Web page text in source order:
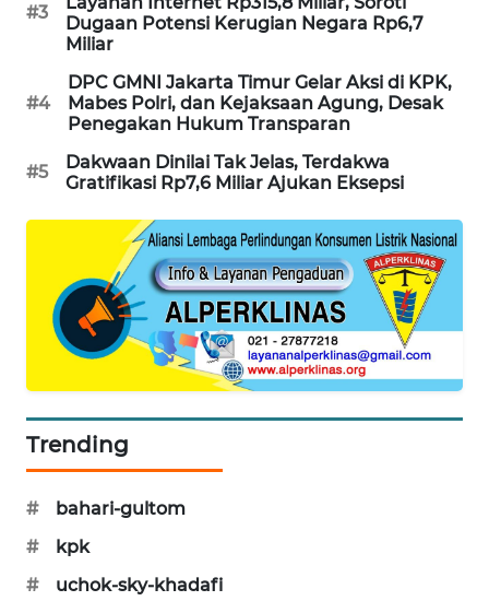
#3
Dugaan Potensi Kerugian Negara Rp6,7
Miliar
#4
DPC GMNI Jakarta Timur Gelar Aksi di KPK,
Mabes Polri, dan Kejaksaan Agung, Desak
Penegakan Hukum Transparan
#5
Dakwaan Dinilai Tak Jelas, Terdakwa
Gratifikasi Rp7,6 Miliar Ajukan Eksepsi
Trending
#
bahari-gultom
#
kpk
#
uchok-sky-khadafi
NET
WAHANA
SPORT
WAHANA
UMKM
WAHANA
PERSONA
WAHANA
OTOMOTIF
WAHANA
HEALTH
WAHANA
DESA